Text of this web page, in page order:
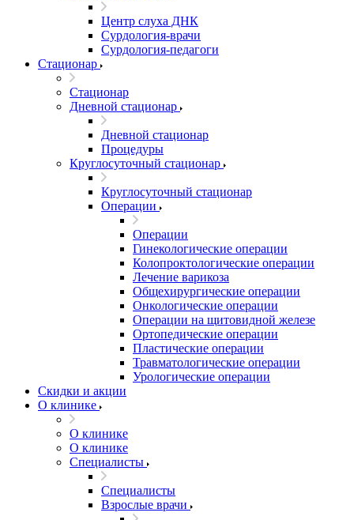
Центр слуха ДНК
Сурдология-врачи
Сурдология-педагоги
Стационар
Стационар
Дневной стационар
Дневной стационар
Процедуры
Круглосуточный стационар
Круглосуточный стационар
Операции
Операции
Гинекологические операции
Колопроктологические операции
Лечение варикоза
Общехирургические операции
Онкологические операции
Операции на щитовидной железе
Ортопедические операции
Пластические операции
Травматологические операции
Урологические операции
Скидки и акции
О клинике
О клинике
О клинике
Специалисты
Специалисты
Взрослые врачи